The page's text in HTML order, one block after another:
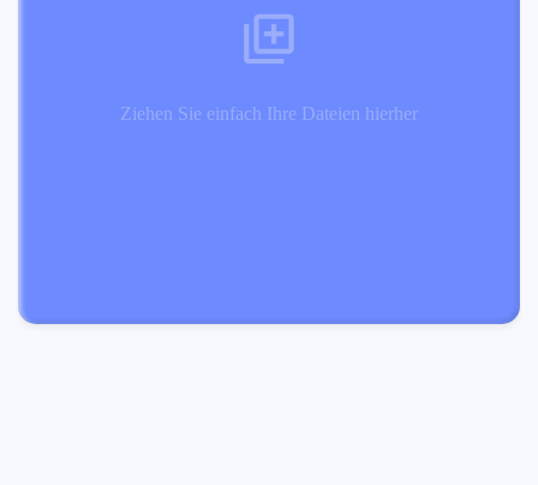
Ziehen Sie einfach Ihre Dateien hierher